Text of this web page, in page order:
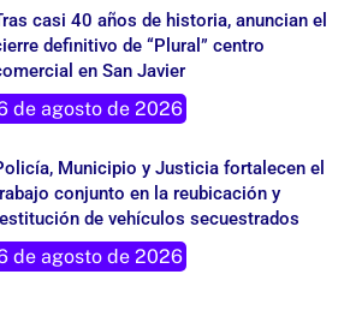
casi 40 años de historia, anuncian el
definitivo de “Plural” centro
en San Javier
de agosto de 2026
Municipio y Justicia fortalecen el
conjunto en la reubicación y
de vehículos secuestrados
de agosto de 2026